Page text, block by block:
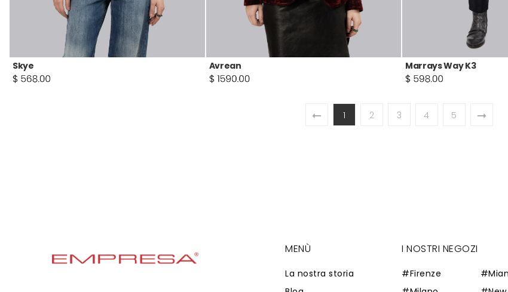
Skye Avrean Marrays Way K3
1 2 3 4 5
MENÙ
La nostra storia
I NOSTRI NEGOZI
#Firenze